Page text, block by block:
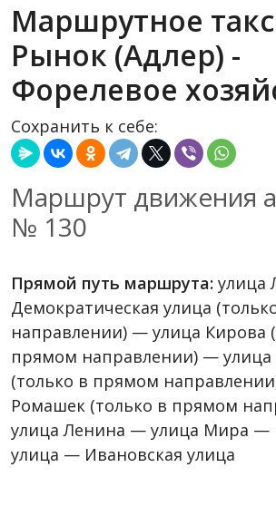
Маршрутное
Рынок (Адлер) -
Форелевое
Сохранить к себе:
Маршрут движения
№ 130
Прямой путь маршрута: улица
Демократическая улица
направлении) — улица Кирова
прямом направлении) — улица
(только в прямом
Ромашек (только в прямом
улица Ленина — улица Мира —
улица — Ивановская улица